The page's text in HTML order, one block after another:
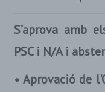
S’aprova amb
PSC i N/A i
• Aprovació de